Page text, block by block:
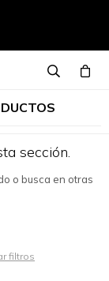
sección.
o busca en otras
filtros